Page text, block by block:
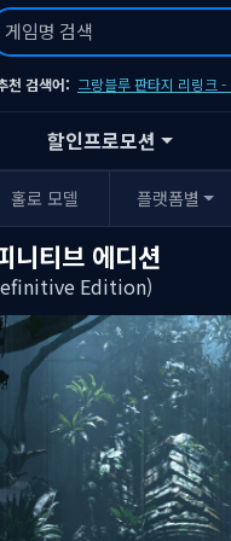
천 검색어: 그랑블루 판타지 리링크
할인프로모션
홀로 모델 플랫폼별
니티브 에디션
Edition)